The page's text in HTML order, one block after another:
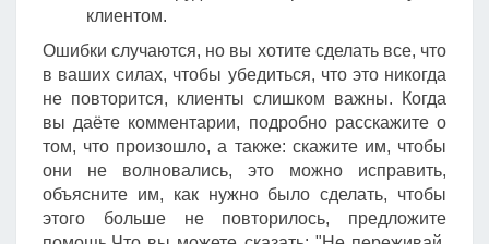
клиентом.
Ошибки случаются, но вы хотите сделать все, что
в ваших силах, чтобы убедиться, что это никогда
не повторится, клиенты слишком важны. Когда
вы даёте комментарии, подробно расскажите о
том, что произошло, а также: скажите им, чтобы
они не волновались, это можно исправить,
объясните им, как нужно было сделать, чтобы
этого больше не повторилось, предложите